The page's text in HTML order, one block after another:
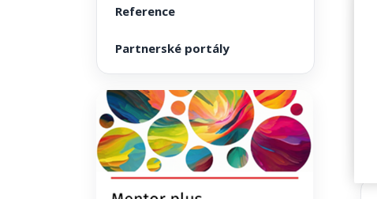
Reference
Partnerské portály